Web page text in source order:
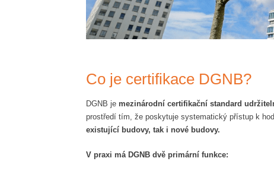
Co je certifikace DGNB?
DGNB je mezinárodní certifikační standard
prostředí tím, že poskytuje systematický přístup k
existující budovy, tak i nové budovy.
V praxi má DGNB dvě primární funkce: